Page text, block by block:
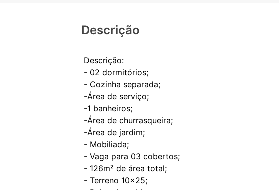
Descrição
Descrição:
- 02 dormitórios;
- Cozinha separada;
-Área de serviço;
-1 banheiros;
-Área de churrasqueira;
-Área de jardim;
- Mobiliada;
- Vaga para 03 cobertos;
- 126m² de área total;
- Terreno 10x25;